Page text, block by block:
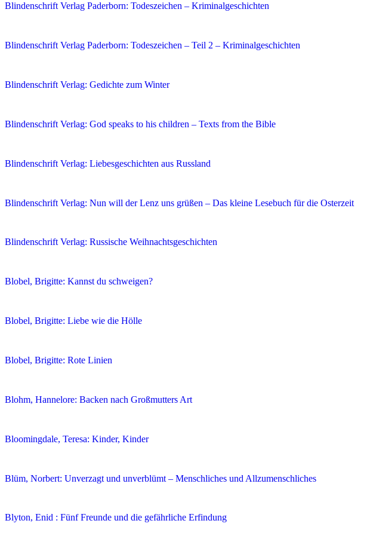
Blindenschrift Verlag Paderborn: Todeszeichen – Kriminalgeschichten
Blindenschrift Verlag Paderborn: Todeszeichen – Teil 2 – Kriminalgeschichten
Blindenschrift Verlag: Gedichte zum Winter
Blindenschrift Verlag: God speaks to his children – Texts from the Bible
Blindenschrift Verlag: Liebesgeschichten aus Russland
Blindenschrift Verlag: Nun will der Lenz uns grüßen – Das kleine Lesebuch für die Osterzeit
Blindenschrift Verlag: Russische Weihnachtsgeschichten
Blobel, Brigitte: Kannst du schweigen?
Blobel, Brigitte: Liebe wie die Hölle
Blobel, Brigitte: Rote Linien
Blohm, Hannelore: Backen nach Großmutters Art
Bloomingdale, Teresa: Kinder, Kinder
Blüm, Norbert: Unverzagt und unverblümt – Menschliches und Allzumenschliches
Blyton, Enid : Fünf Freunde und die gefährliche Erfindung